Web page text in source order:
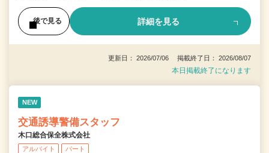
後で見る 詳細を見る
更新日： 2026/07/06 掲載終了日： 2026/08/07
本日掲載終了になります
NEW
交通誘導警備スタッフ
木口総合保全株式会社
アルバイト パート